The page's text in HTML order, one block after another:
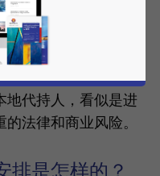
这些限制涵盖了从零
动。为了在这些受限
投资者会以印尼个人
通过私下协议保留控
地代持人，看似是进
法律和商业风险。
排是怎样的？